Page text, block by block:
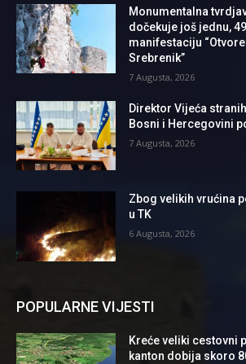
Monumentalna
dočekuje još jednu,
manifestaciju
Srebrenik”
7 Augusta, 2026
Direktor Vijeća
Bosni i Hercegovini
7 Augusta, 2026
Zbog velikih vrućina
u TK
6 Augusta, 2026
POPULARNE VIJESTI
Kreće veliki cestovni
kanton dobija skoro